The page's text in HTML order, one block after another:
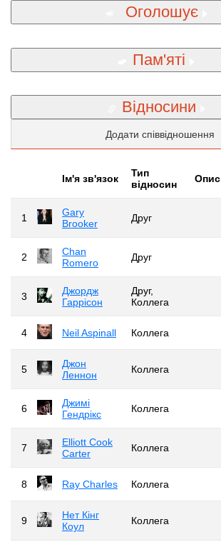
Оголошує
Пам'яті
Відносини
Додати співвідношення
Iм'я зв'язок
Тип
відносин
Опис
1
Gary
Brooker
Друг
2
Chan
Romero
Друг
3
Джордж
Гаррісон
Друг,
Коллега
4 Neil Aspinall Коллега
5
Джон
Леннон
Коллега
6
Джимі
Гендрікс
Коллега
7
Elliott Cook
Carter
Коллега
8 Ray Charles Коллега
9
Нет Кінг
Коул
Коллега